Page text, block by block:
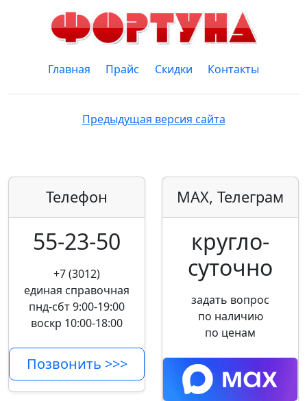
Главная Прайс Скидки Контакты
Предыдущая версия сайта
Телефон
55-23-50
+7 (3012)
единая справочная
пнд-сбт 9:00-19:00
воскр 10:00-18:00
Позвонить >>>
MAX, Телеграм
кругло­
суточно
задать вопрос
по наличию
по ценам